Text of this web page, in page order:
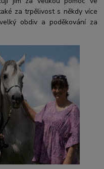
za trpělivost s někdy více
obdiv a poděkování za